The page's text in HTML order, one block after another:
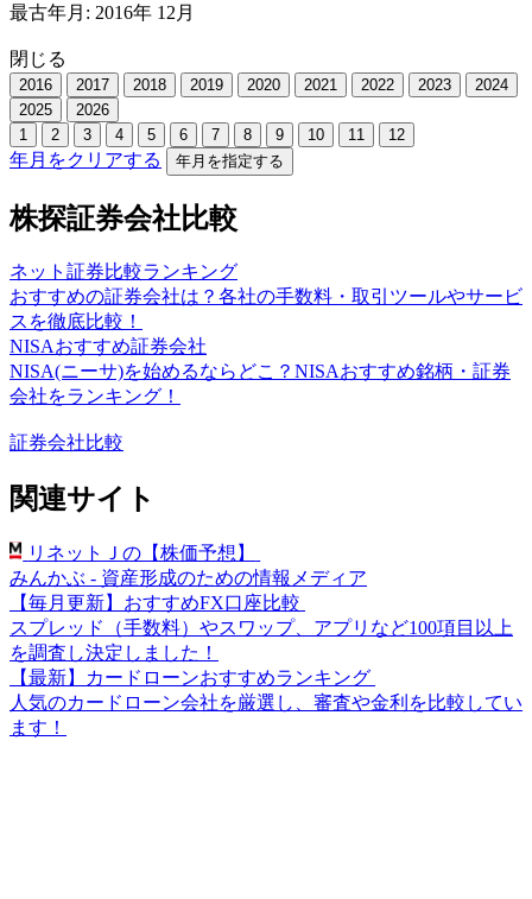
最古年月: 2016年 12 月
閉じる
2016 2017 2018 2019 2020 2021 2022 2023
2024
2025
2026
1
2 3 4 5 6 7 8 9 10 11 12
年月をクリアする 年月を指定する
株探証券会社比較
ネット証券比較ランキング
おすすめの証券会社は？各社の手数料・取引ツールやサービ
スを徹底比較！
NISAおすすめ証券会社
NISA(ニーサ)を始めるならどこ？NISAおすすめ銘柄・証券
会社をランキング！
証券会社比較
関連サイト
リネットＪの【株価予想】
みんかぶ - 資産形成のための情報メディア
【毎月更新】おすすめFX口座比較
スプレッド（手数料）やスワップ、アプリなど100項目以上
を調査し決定しました！
【最新】カードローンおすすめランキング
人気のカードローン会社を厳選し、審査や金利を比較してい
ます！